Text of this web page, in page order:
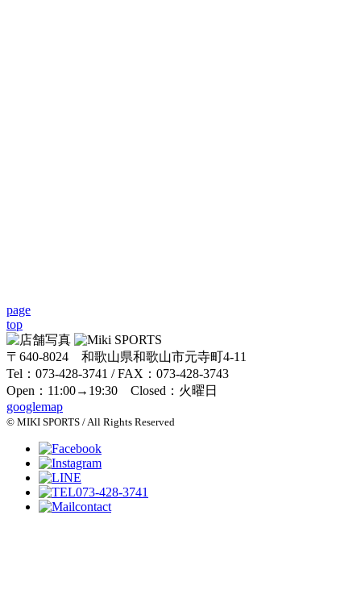
page
top
〒640-8024 和歌山県和歌山市元寺町4-11
Tel：073-428-3741 / FAX：073-428-3743
Open：11:00→19:30 Closed：火曜日
googlemap
© MIKI SPORTS / All Rights Reserved
073-428-3741
contact